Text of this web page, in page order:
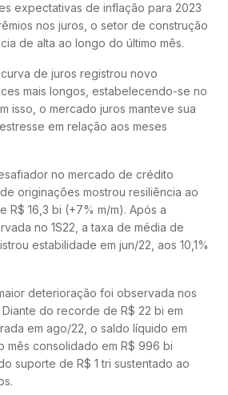
expectativas de inflação para 2023
nos juros, o setor de construção
de alta ao longo do último mês.
de juros registrou novo
mais longos, estabelecendo-se no
isso, o mercado juros manteve sua
em relação aos meses
no mercado de crédito
originações mostrou resiliência ao
R$ 16,3 bi (+7% m/m). Após a
no 1S22, a taxa de média de
estabilidade em jun/22, aos 10,1%
deterioração foi observada nos
do recorde de R$ 22 bi em
em ago/22, o saldo líquido em
mês consolidado em R$ 996 bi
suporte de R$ 1 tri sustentado ao